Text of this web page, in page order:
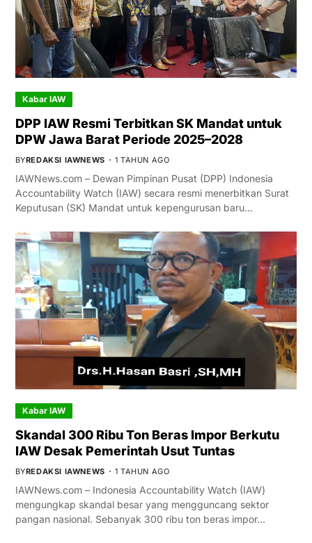
Kabar IAW
DPP IAW Resmi Terbitkan SK Mandat untuk
DPW Jawa Barat Periode 2025–2028
BYREDAKSI IAWNEWS 1 TAHUN AGO
IAWNews.com – Dewan Pimpinan Pusat (DPP) Indonesia
Accountability Watch (IAW) secara resmi menerbitkan Surat
Keputusan (SK) Mandat untuk kepengurusan baru…
Kabar IAW
Skandal 300 Ribu Ton Beras Impor Berkutu
IAW Desak Pemerintah Usut Tuntas
BYREDAKSI IAWNEWS 1 TAHUN AGO
IAWNews.com – Indonesia Accountability Watch (IAW)
mengungkap skandal besar yang mengguncang sektor
pangan nasional. Sebanyak 300 ribu ton beras impor…